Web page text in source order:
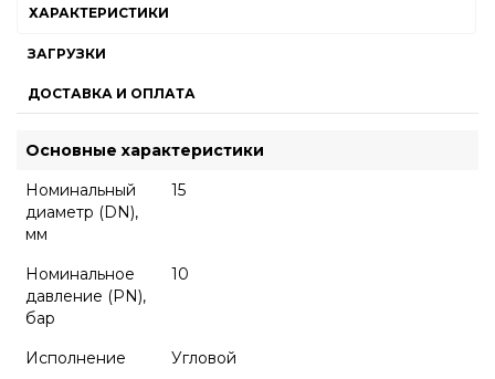
ХАРАКТЕРИСТИКИ
ЗАГРУЗКИ
ДОСТАВКА И ОПЛАТА
Основные характеристики
Номинальный
диаметр (DN),
мм
15
Номинальное
давление (PN),
бар
10
Исполнение
Угловой